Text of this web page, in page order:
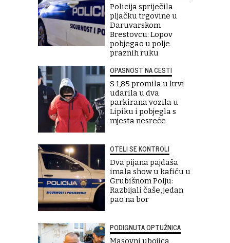
Policija spriječila
pljačku trgovine u
Daruvarskom
Brestovcu: Lopov
pobjegao u polje
praznih ruku
OPASNOST NA CESTI
S 1,85 promila u krvi
udarila u dva
parkirana vozila u
Lipiku i pobjegla s
mjesta nesreće
OTELI SE KONTROLI
Dva pijana pajdaša
imala show u kafiću u
Grubišnom Polju:
Razbijali čaše, jedan
pao na bor
PODIGNUTA OPTUŽNICA